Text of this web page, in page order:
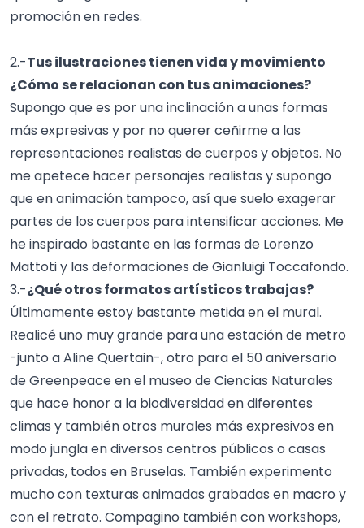
promoción en redes.
2.-Tus ilustraciones tienen vida y movimiento
¿Cómo se relacionan con tus animaciones?
Supongo que es por una inclinación a unas formas
más expresivas y por no querer ceñirme a las
representaciones realistas de cuerpos y objetos. No
me apetece hacer personajes realistas y supongo
que en animación tampoco, así que suelo exagerar
partes de los cuerpos para intensificar acciones. Me
he inspirado bastante en las formas de Lorenzo
Mattoti y las deformaciones de Gianluigi Toccafondo.
3.-¿Qué otros formatos artísticos trabajas?
Últimamente estoy bastante metida en el mural.
Realicé uno muy grande para una estación de metro
-junto a Aline Quertain-, otro para el 50 aniversario
de Greenpeace en el museo de Ciencias Naturales
que hace honor a la biodiversidad en diferentes
climas y también otros murales más expresivos en
modo jungla en diversos centros públicos o casas
privadas, todos en Bruselas. También experimento
mucho con texturas animadas grabadas en macro y
con el retrato. Compagino también con workshops,